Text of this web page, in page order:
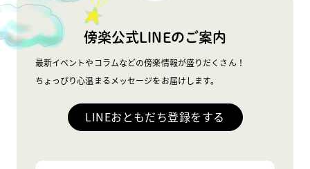
傍楽公式LINEのご案内
最新イベントやコラムなどの傍楽情報が盛りだくさん！
ちょっぴり心温まるメッセージをお届けします。
LINEおともだち登録をする